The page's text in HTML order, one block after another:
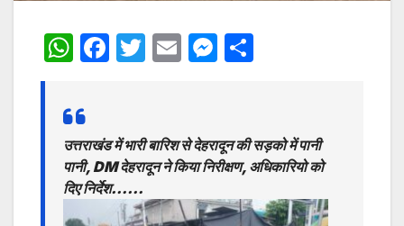
W
at
s
A
p
F
e
b
o
T
er
E
l
M
s
e
n
e
उत्तराखंड में भारी बारिश से देहरादून की सड़को में पानी
पानी, DM देहरादून ने किया निरीक्षण, अधिकारियो को
दिए निर्देश……